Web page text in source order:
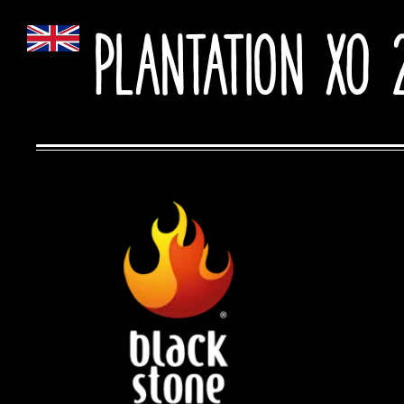
Plantation XO